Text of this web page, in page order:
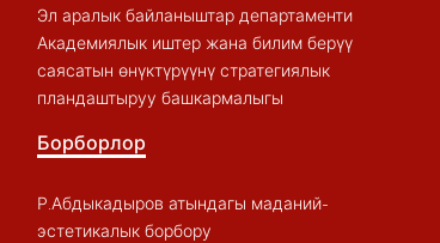
Эл аралык байланыштар департаменти
Академиялык иштер жана билим берүү
саясатын өнүктүрүүнү стратегиялык
пландаштыруу башкармалыгы
Борборлор
Р.Абдыкадыров атындагы маданий-
эстетикалык борбору